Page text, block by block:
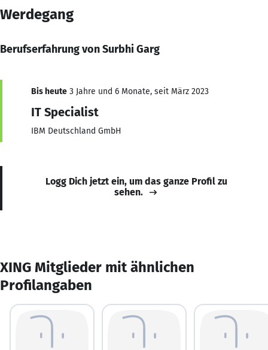
Werdegang
Berufserfahrung von Surbhi Garg
Bis heute 3 Jahre und 6 Monate, seit März 2023
IT Specialist
IBM Deutschland GmbH
Logg Dich jetzt ein, um das ganze Profil zu
sehen.
XING Mitglieder mit ähnlichen
Profilangaben